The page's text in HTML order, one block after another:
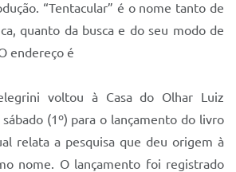
“Tentacular” é o nome tanto de
quanto da busca e do seu modo de
endereço é
voltou à Casa do Olhar Luiz
(1º) para o lançamento do livro
relata a pesquisa que deu origem à
nome. O lançamento foi registrado